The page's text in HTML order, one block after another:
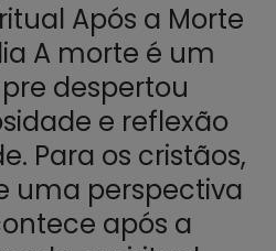
Após a Morte
A morte é um
despertou
e reflexão
Para os cristãos,
uma perspectiva
após a